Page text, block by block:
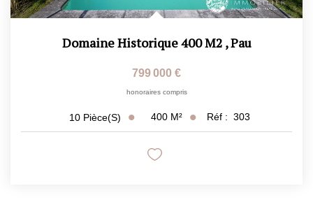
Domaine Historique 400 M2 ,Pau
799 000 €
honoraires compris
10 Pièce(s) 400 M² Réf : 303